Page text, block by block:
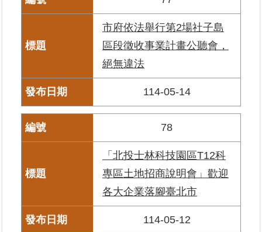
市府依法舉行第2場社子島
區段徵收事業計畫公聽會，
絕無違法
114-05-14
78
「北投士林科技園區T12科
專區土地招商說明會」歡迎
各大企業落腳臺北市
114-05-12